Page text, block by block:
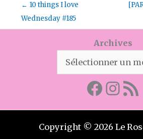
← 10 things I love
Wednesday #185
Archives
MonAbonnez-vous
Copyright © 2026 Le